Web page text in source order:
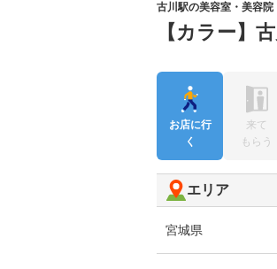
古川駅の美容室・美容院
【カラー】
お店に行
く
来て
もらう
エリア
宮城県